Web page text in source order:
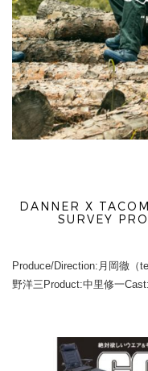
DANNER X
SURVEY
Produce/Direction:月岡徹（
野洋三Product:中里修一